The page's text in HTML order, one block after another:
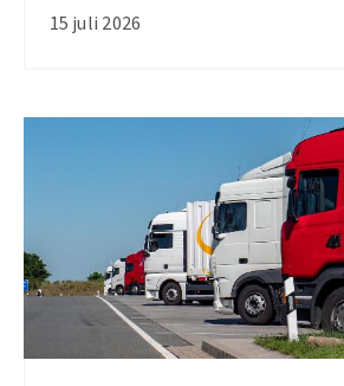
15 juli 2026
de
zomervakantie